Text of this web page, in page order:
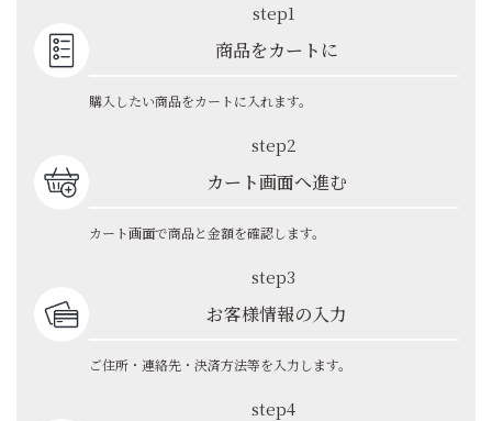
step1
商品をカートに
購入したい商品をカートに入れます。
step2
カート画面へ進む
カート画面で商品と金額を確認します。
step3
お客様情報の入力
ご住所・連絡先・決済方法等を入力します。
step4